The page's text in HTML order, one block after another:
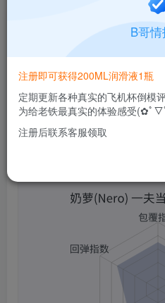
国产奶萝一夫当罐潭妙舒
奶萝(Nero) 一夫
B哥
注册即可获得200ML润滑液1瓶
定期更新各种真实的飞机杯倒模
为给老铁最真实的体验感受(✿ﾟ▽
注册后联系客服领取